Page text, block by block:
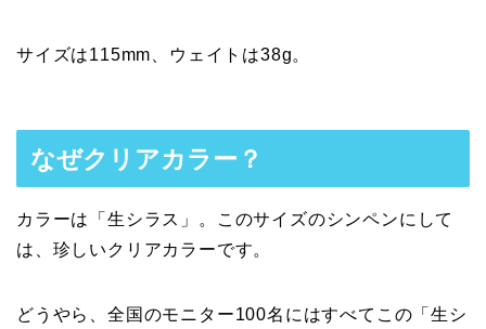
サイズは115mm、ウェイトは38g。
なぜクリアカラー？
カラーは「生シラス」。このサイズのシンペンにして
は、珍しいクリアカラーです。
どうやら、全国のモニター100名にはすべてこの「生シ